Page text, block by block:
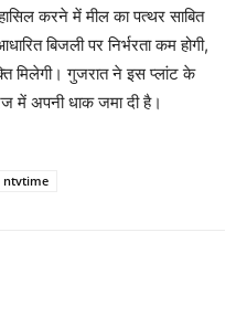
करने में मील का पत्थर साबित
बिजली पर निर्भरता कम होगी,
मिलेगी। गुजरात ने इस प्लांट के
में अपनी धाक जमा दी है।
ntvtime